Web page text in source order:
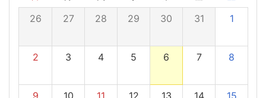
26 27 28 29 30 31 1
2 3 4 5 6 7 8